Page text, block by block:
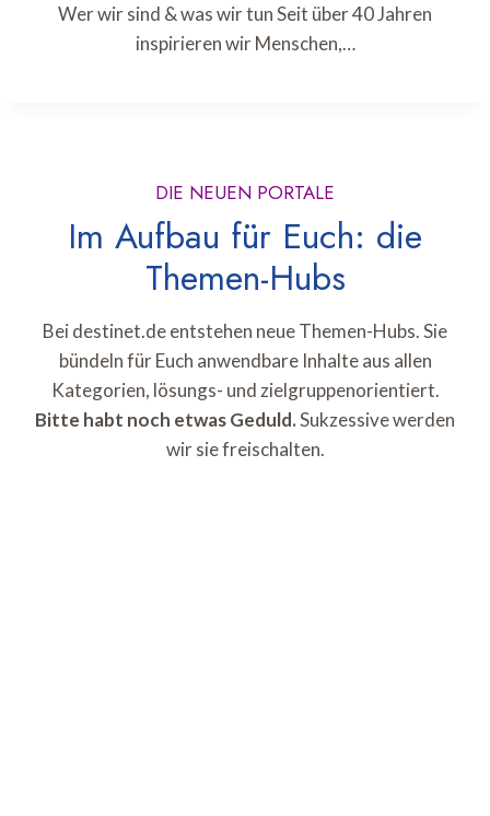
Wer wir sind & was wir tun Seit über 40 Jahren
inspirieren wir Menschen,…
DIE NEUEN PORTALE
Im Aufbau für Euch: die
Themen-Hubs
Bei destinet.de entstehen neue Themen-Hubs. Sie
bündeln für Euch anwendbare Inhalte aus allen
Kategorien, lösungs- und zielgruppenorientiert.
Bitte habt noch etwas Geduld.Sukzessive werden
wir sie freischalten.